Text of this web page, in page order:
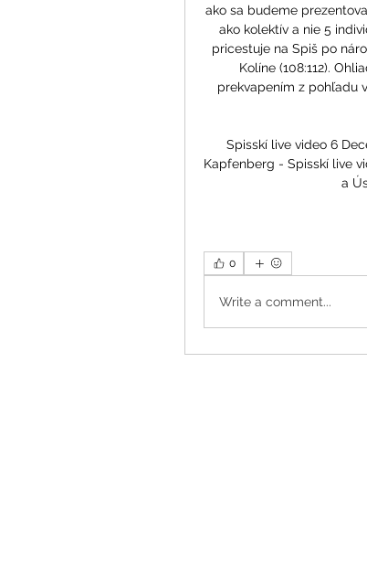
ako sa budeme
ako kolektív a nie 5
pricestuje na Spiš po
Kolíne (108:112).
prekvapením z pohľadu
Spisskí live video 6
Kapfenberg - Spisskí live
a
0
Write a comment...